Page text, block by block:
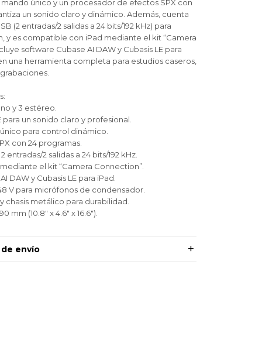
único y un procesador de efectos SPX con
un sonido claro y dinámico. Además, cuenta
(2 entradas/2 salidas a 24 bits/192 kHz) para
y es compatible con iPad mediante el kit “Camera
software Cubase AI DAW y Cubasis LE para
una herramienta completa para estudios caseros,
y 3 estéreo.
un sonido claro y profesional.
para control dinámico.
con 24 programas.
entradas/2 salidas a 24 bits/192 kHz.
el kit “Camera Connection”.
DAW y Cubasis LE para iPad.
V para micrófonos de condensador.
chasis metálico para durabilidad.
mm (10.8" x 4.6" x 16.6").
envío